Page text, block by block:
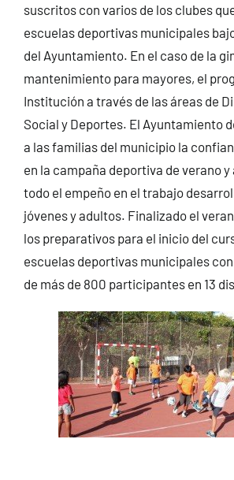
suscritos con varios de los clubes
escuelas deportivas municipales
del Ayuntamiento. En el caso de la
mantenimiento para mayores, el
Institución a través de las áreas de
Social y Deportes. El Ayuntamiento
a las familias del municipio la
en la campaña deportiva de verano
todo el empeño en el trabajo
jóvenes y adultos. Finalizado el
los preparativos para el inicio del
escuelas deportivas municipales
de más de 800 participantes en 13